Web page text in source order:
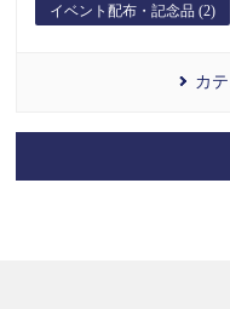
イベント配布・記念品 (2)
カ